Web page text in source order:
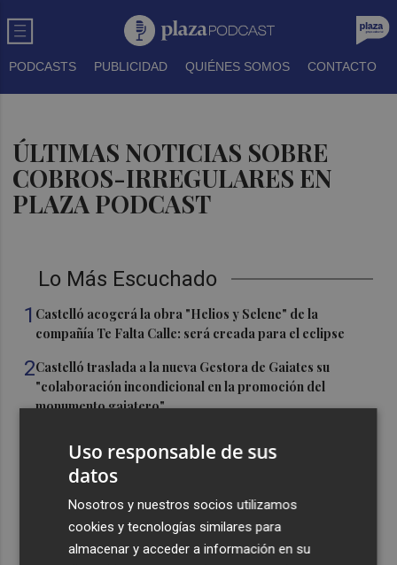
PODCASTS PUBLICIDAD QUIÉNES SOMOS CONTACTO
ÚLTIMAS NOTICIAS SOBRE
COBROS-IRREGULARES EN
PLAZA PODCAST
Lo Más Escuchado
1 Castelló acogerá la obra "Helios y Selene" de la
compañía Te Falta Calle: será creada para el eclipse
2Castelló traslada a la nueva Gestora de Gaiates su
"colaboración incondicional en la promoción del
monumento gaiatero"
siglos de la fundación de Cartagena
tradicional Nit dels Farolets
El PSPV acusa al PP de "dejar que crezca un 31 % la lista
Uso responsable de sus
datos
Nosotros y nuestros socios utilizamos
cookies y tecnologías similares para
almacenar y acceder a información en su